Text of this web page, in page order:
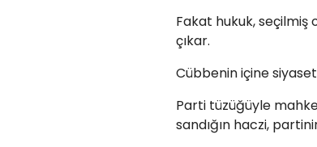
Fakat hukuk, seçilmiş
çıkar.
Cübbenin içine
Parti tüzüğüyle
sandığın haczi,